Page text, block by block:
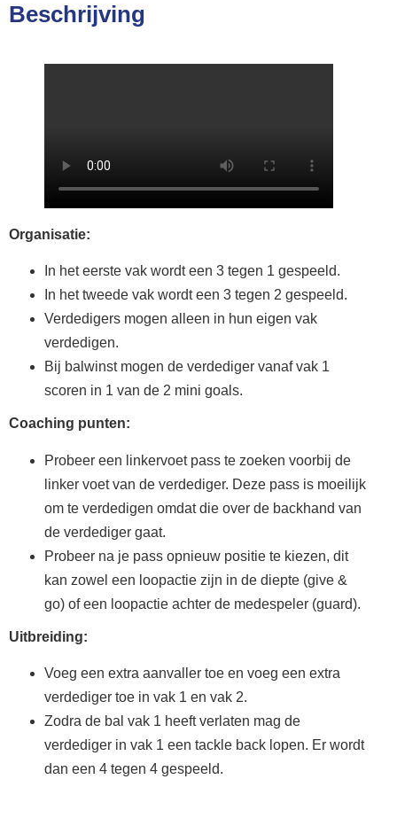
Beschrijving
Organisatie:
In het eerste vak wordt een 3 tegen 1 gespeeld.
In het tweede vak wordt een 3 tegen 2 gespeeld.
Verdedigers mogen alleen in hun eigen vak
verdedigen.
Bij balwinst mogen de verdediger vanaf vak 1
scoren in 1 van de 2 mini goals.
Coaching punten:
Probeer een linkervoet pass te zoeken voorbij de
linker voet van de verdediger. Deze pass is moeilijk
om te verdedigen omdat die over de backhand van
de verdediger gaat.
Probeer na je pass opnieuw positie te kiezen, dit
kan zowel een loopactie zijn in de diepte (give &
go) of een loopactie achter de medespeler (guard).
Uitbreiding:
Voeg een extra aanvaller toe en voeg een extra
verdediger toe in vak 1 en vak 2.
Zodra de bal vak 1 heeft verlaten mag de
verdediger in vak 1 een tackle back lopen. Er wordt
dan een 4 tegen 4 gespeeld.